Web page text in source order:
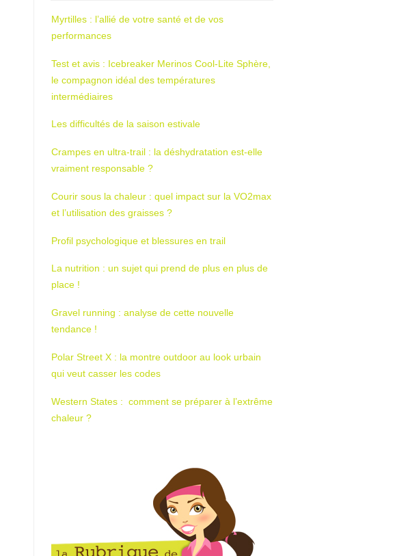
Myrtilles : l’allié de votre santé et de vos
performances
Test et avis : Icebreaker Merinos Cool-Lite Sphère,
le compagnon idéal des températures
intermédiaires
Les difficultés de la saison estivale
Crampes en ultra-trail : la déshydratation est-elle
vraiment responsable ?
Courir sous la chaleur : quel impact sur la VO2max
et l’utilisation des graisses ?
Profil psychologique et blessures en trail
La nutrition : un sujet qui prend de plus en plus de
place !
Gravel running : analyse de cette nouvelle
tendance !
Polar Street X : la montre outdoor au look urbain
qui veut casser les codes
Western States : comment se préparer à l’extrême
chaleur ?